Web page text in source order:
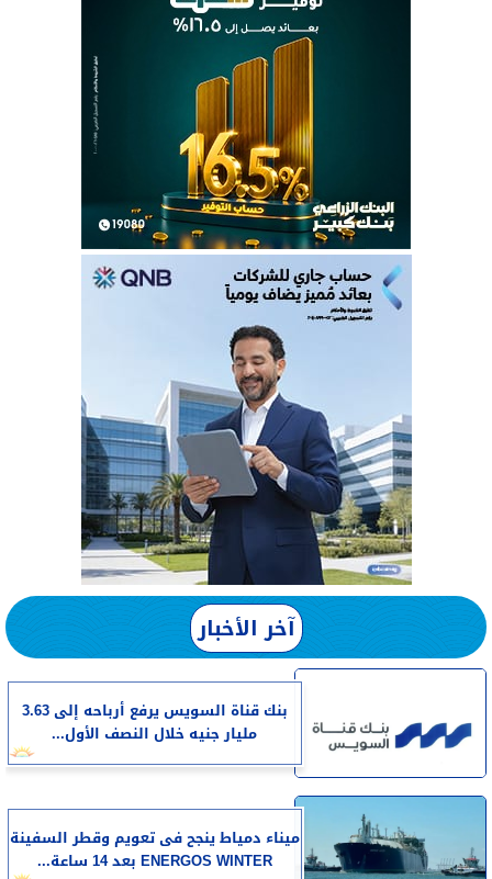
آخر الأخبار
بنك قناة السويس يرفع أرباحه إلى 3.63
مليار جنيه خلال النصف الأول...
​ميناء دمياط ينجح فى تعويم وقطر السفينة
ENERGOS WINTER بعد 14 ساعة...